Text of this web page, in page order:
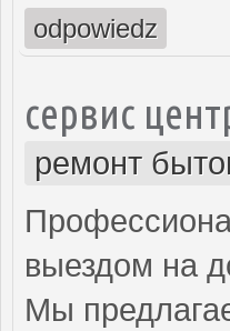
odpowiedz
сервис
ремонт
выездом на
Мы